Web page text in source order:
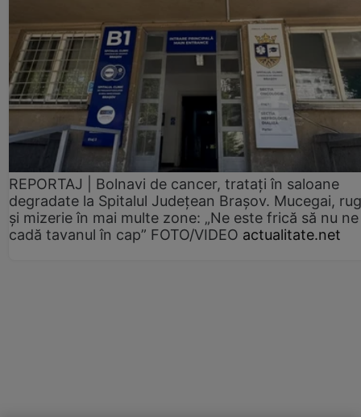
REPORTAJ | Bolnavi de cancer, tratați în saloane
degradate la Spitalul Județean Brașov. Mucegai,
și mizerie în mai multe zone: „Ne este frică să nu ne
cadă tavanul în cap” FOTO/VIDEO actualitate.net